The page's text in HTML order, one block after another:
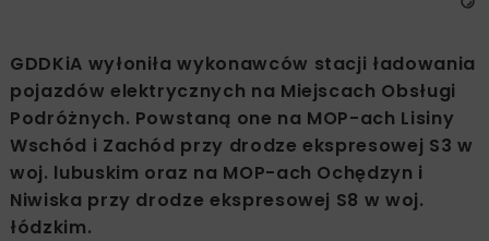
GDDKiA wyłoniła wykonawców stacji ładowania
pojazdów elektrycznych na Miejscach Obsługi
Podróżnych. Powstaną one na MOP-ach Lisiny
Wschód i Zachód przy drodze ekspresowej S3 w
woj. lubuskim oraz na MOP-ach Ochędzyn i
Niwiska przy drodze ekspresowej S8 w woj.
łódzkim.